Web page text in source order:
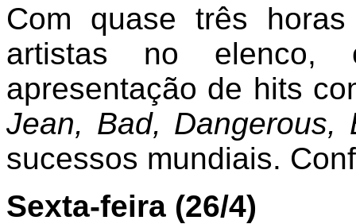
Com quase três
artistas no
apresentação de hits
Jean, Bad, Dangerous,
sucessos mundiais.
Sexta-feira (26/4)